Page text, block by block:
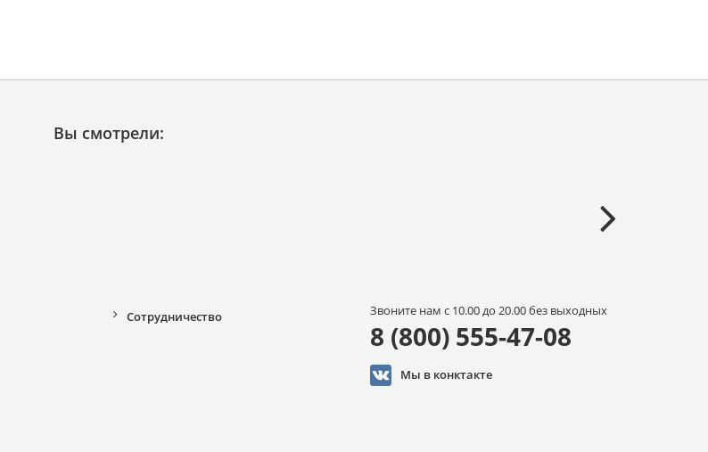
Вы смотрели:
Сотрудничество Звоните нам с 10.00 до 20.00 без выходных
8 (800) 555-47-08
Мы в конктакте